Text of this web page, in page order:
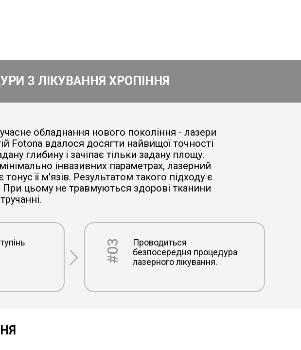
З ЛІКУВАННЯ ХРОПІННЯ
обладнання нового покоління - лазери
Fotona вдалося досягти найвищої точності
глибину і зачіпає тільки задану площу.
інвазивних параметрах, лазерний
її м'язів. Результатом такого підходу є
При цьому не травмуються здорові тканини
#03
Проводиться
безпосередня процедура
лазерного лікування.